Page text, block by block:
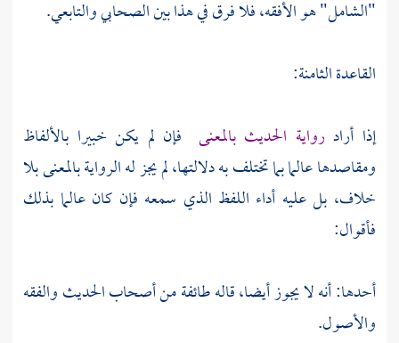
"الشامل" هو الأفقه، فلا فرق في هذا بين الصحابي والتابعي.
القاعدة الثامنة:
إذا أرادرواية الحديث بالمعنى فإن لم يكن خبيرا بالألفاظ
ومقاصدها عالما بما تختلف به دلالتها، لم يجز له الرواية بالمعنى بلا
خلاف، بل عليه أداء اللفظ الذي سمعه فإن كان عالما بذلك
فأقوال:
أحدها: أنه لا يجوز أيضا، قاله طائفة من أصحاب الحديث والفقه
والأصول.